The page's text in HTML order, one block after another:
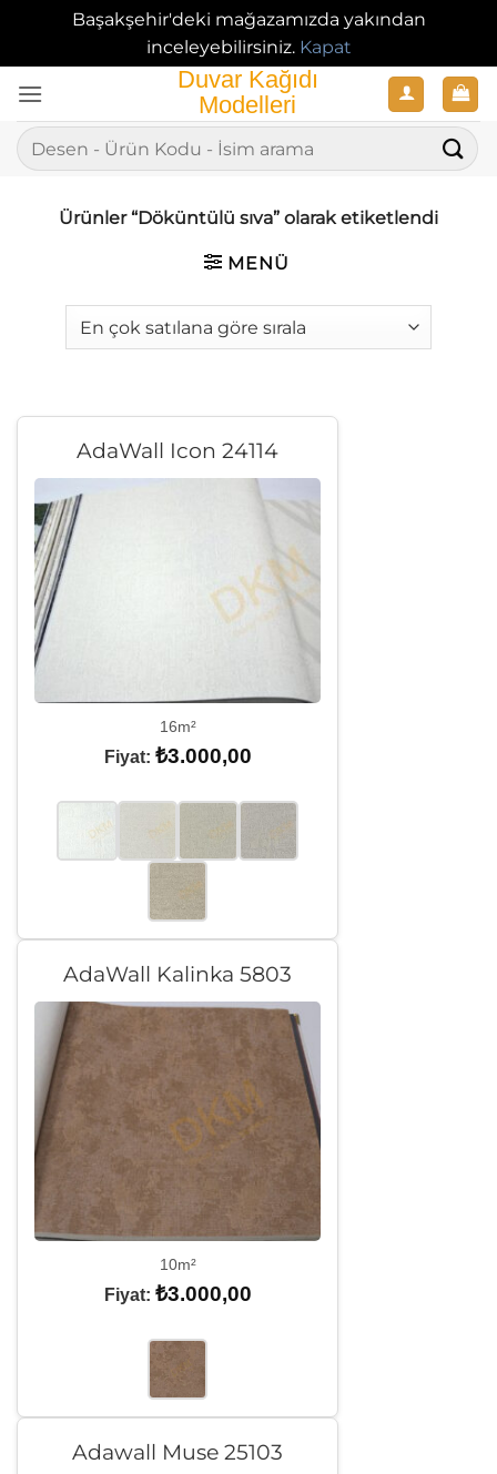
Başakşehir'deki mağazamızda yakından
inceleyebilirsiniz. Kapat
atla
Ara:
Ürünler “Döküntülü sıva” olarak etiketlendi
MENÜ
AdaWall Icon 24114
16m²
Fiyat: ₺3.000,00
AdaWall Kalinka 5803
10m²
Fiyat: ₺3.000,00
Adawall Muse 25103